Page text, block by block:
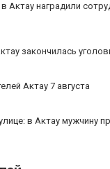
Актау наградили
закончилась
Актау 7 августа
в Актау мужчину